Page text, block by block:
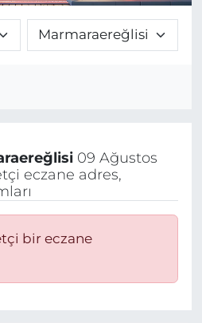
09 Ağustos
eczane adres,
bir eczane